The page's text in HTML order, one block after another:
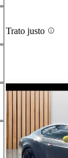
Trato justo